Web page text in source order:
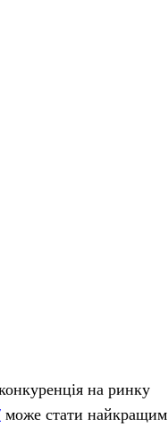
на ринку
може стати найкращим